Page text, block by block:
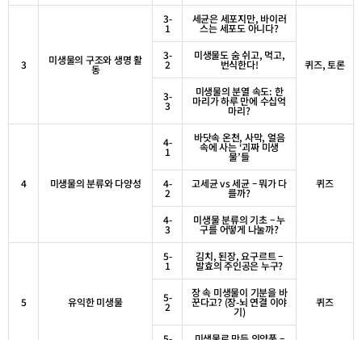
3 미생물의 구조와 생명 활
동
3-
1
세균은 세포지만, 바이러
스는 세포도 아니다?
퀴즈,토론
3-
2
미생물도 숨 쉬고, 먹고,
번식한다!
3-
3
미생물의 분열 속도: 한
마리가 하루 만에 수십억
마리?
4 미생물의 분류와 다양성
4-
1
바닷속 온천, 사막, 얼음
속에 사는‘괴짜 미생
물’들
퀴즈
4-
2
고세균vs세균 – 뭐가 다
를까?
4-
3
미생물 분류의 기초 – 누
구를 어떻게 나눌까?
5 유익한 미생물
5-
1
김치,된장,요구르트 –
발효의 주인공은 누구?
퀴즈
5-
2
장 속 미생물이 기분을 바
꾼다고? (장-뇌 연결 이야
기)